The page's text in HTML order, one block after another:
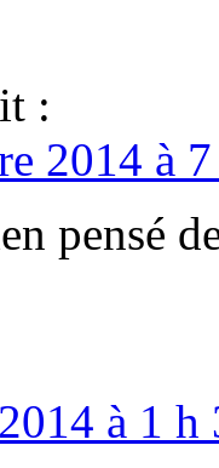
:
2014 à
pensé
à 1